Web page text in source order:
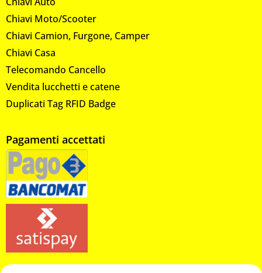
Chiavi Moto/Scooter
Chiavi Camion, Furgone, Camper
Chiavi Casa
Telecomando Cancello
Vendita lucchetti e catene
Duplicati Tag RFID Badge
Pagamenti accettati